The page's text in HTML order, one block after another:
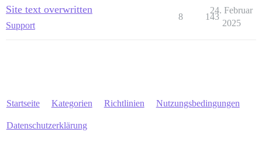
Site text overwritten
Support
8 143
24. Februar
2025
Startseite Kategorien Richtlinien Nutzungsbedingungen
Datenschutzerklärung